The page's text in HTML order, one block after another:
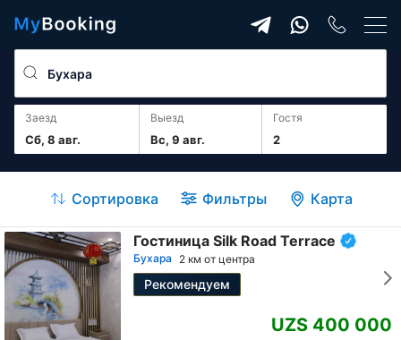
Заезд
Сб, 8 авг.
Выезд
Вс, 9 авг. 2
гостя
Сортировка Фильтры Карта
Гостиница Silk Road Terrace
Бухара 2 км от центра
Рекомендуем
UZS 400 000